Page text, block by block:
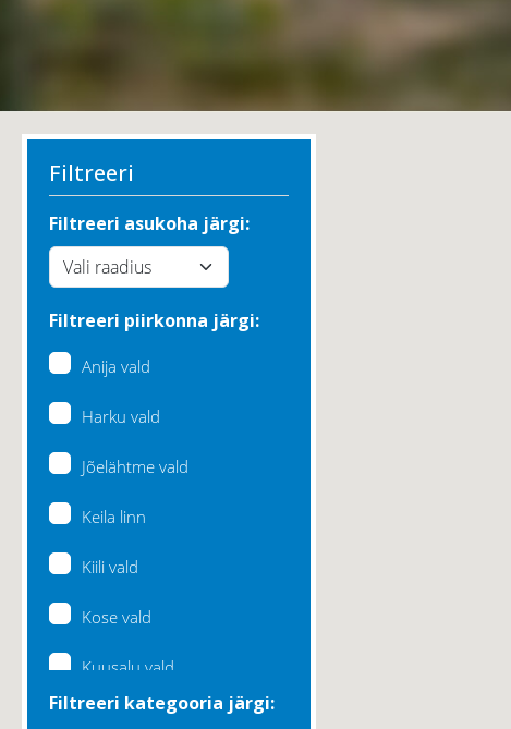
Filtreeri
Filtreeri asukoha järgi:
Filtreeri piirkonna järgi:
Anija vald
Harku vald
Jõelähtme vald
Keila linn
Kiili vald
Kose vald
Kuusalu vald
Lääne-Harju vald
Filtreeri kategooria järgi: